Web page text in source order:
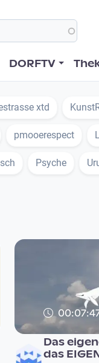
DORFTV
xtd
pmooerespect
Psyche
Das
das